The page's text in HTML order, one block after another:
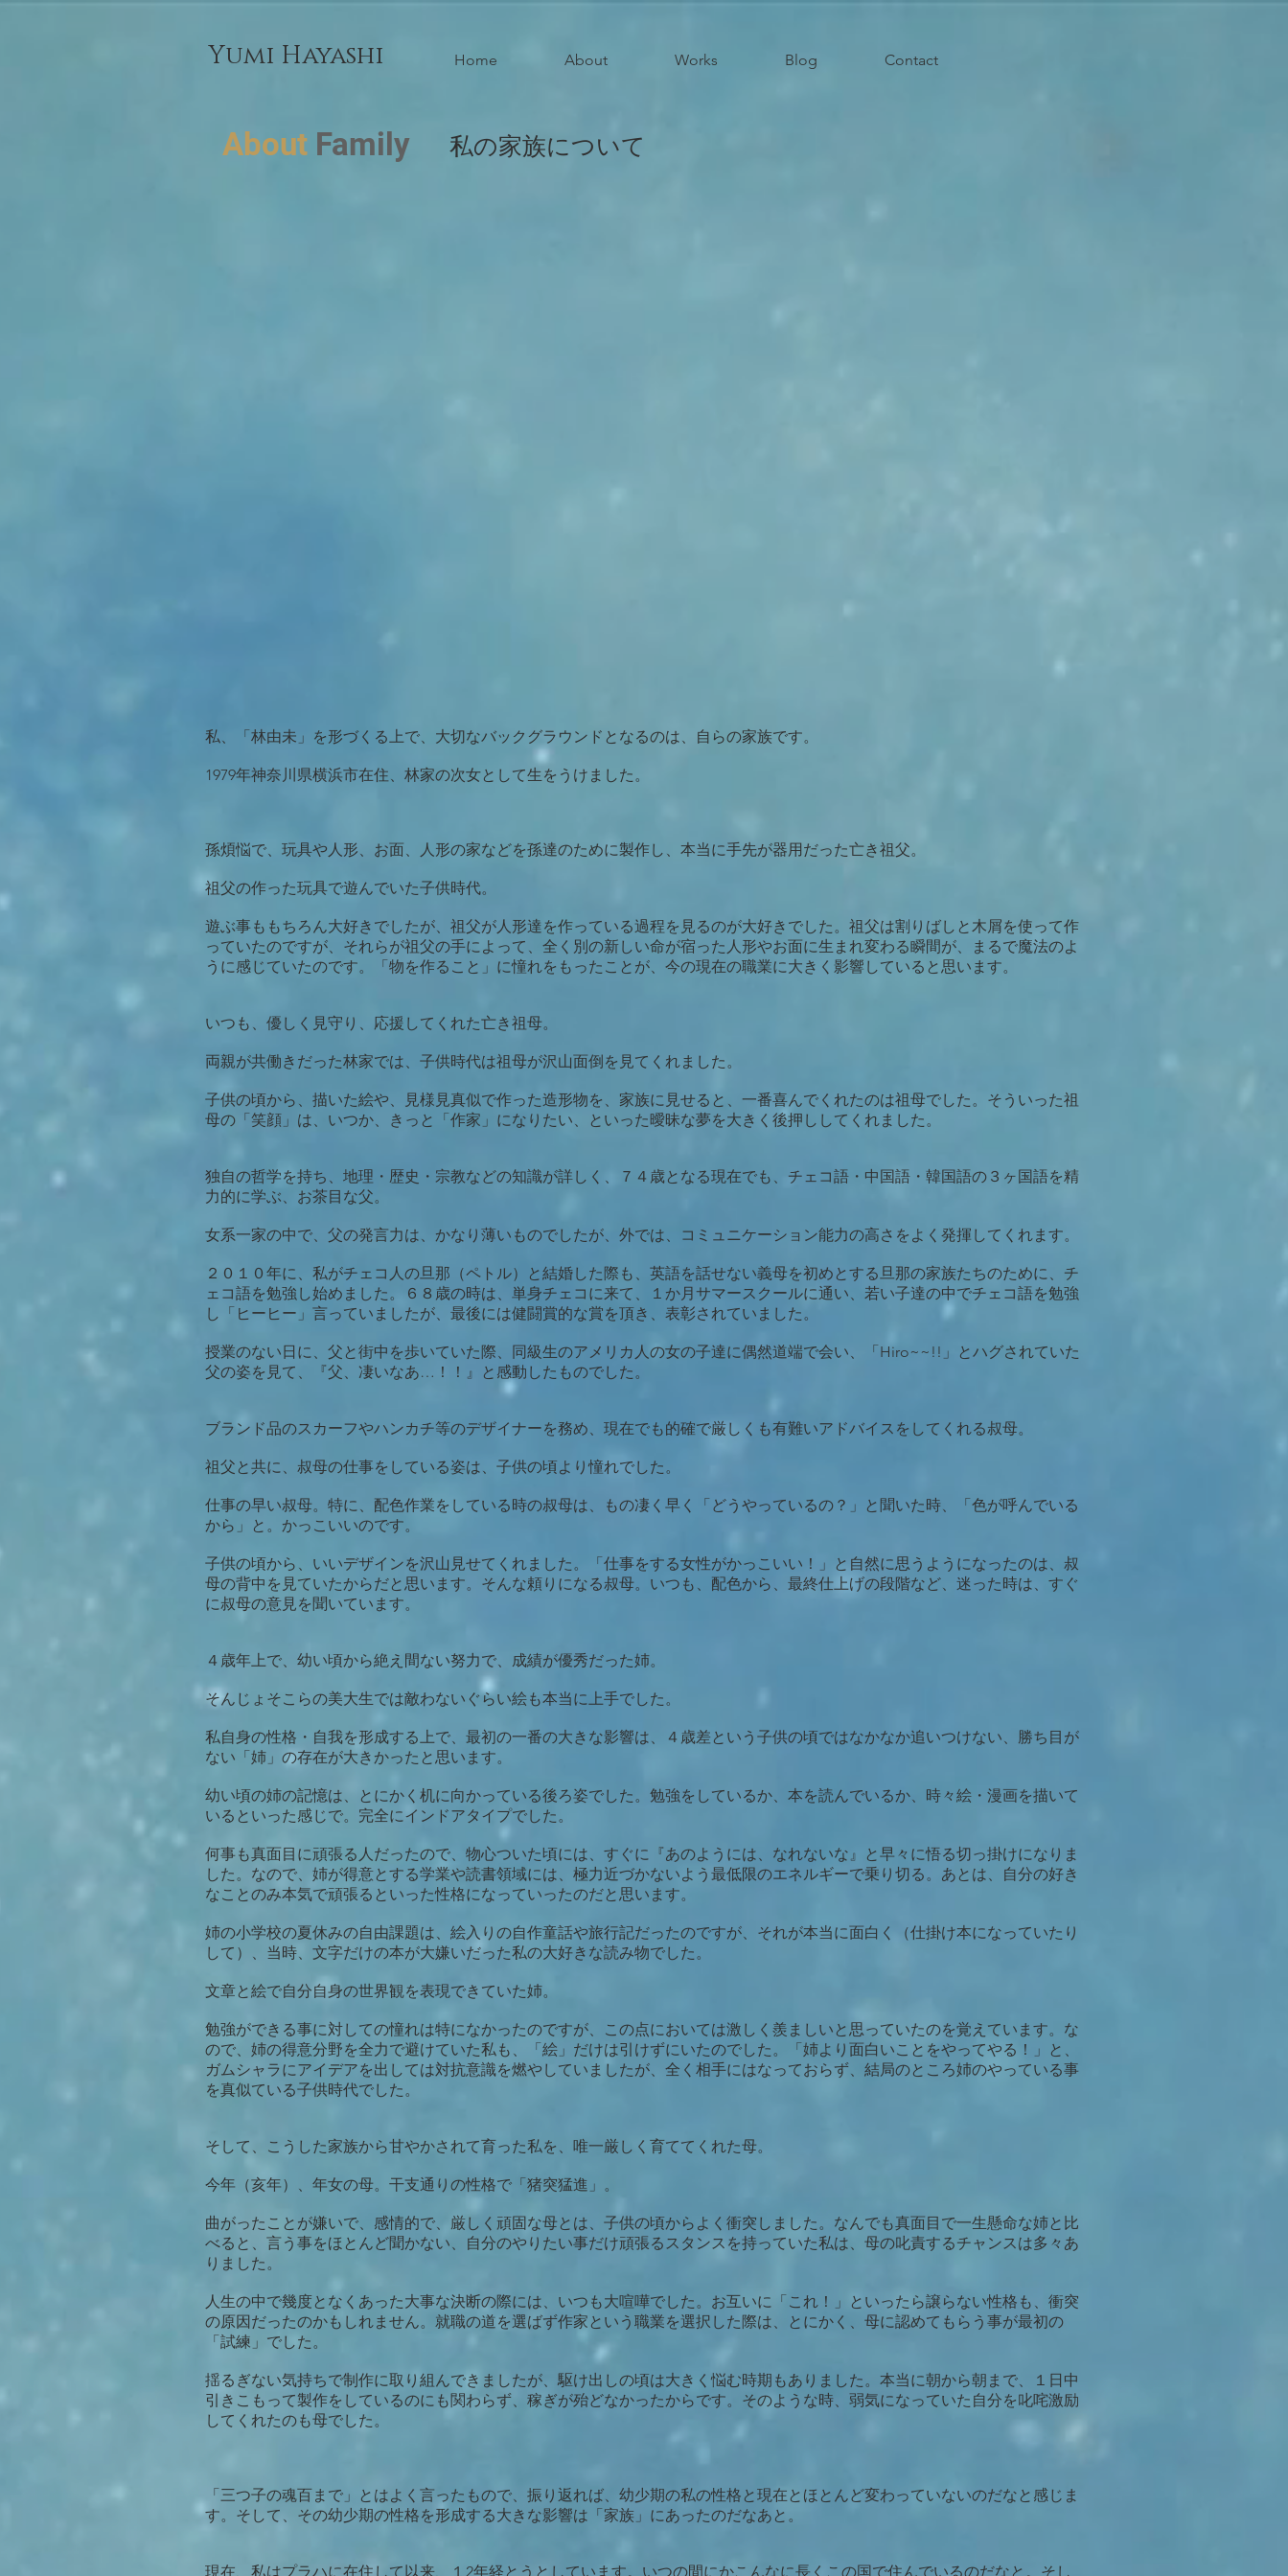
Home About Works Blog Contact
About Family 私の家族について
私、「林由未」を形づくる上で、大切なバックグラウンドとなるのは、自らの家族です。
1979年神奈川県横浜市在住、林家の次女として生をうけました。
孫煩悩で、玩具や人形、お面、人形の家などを孫達のために製作し、本当に手先が器用だった亡き祖父。
祖父の作った玩具で遊んでいた子供時代。
遊ぶ事ももちろん大好きでしたが、祖父が人形達を作っている過程を見るのが大好きでした。祖父は割りばしと木屑を使って作
っていたのですが、それらが祖父の手によって、全く別の新しい命が宿った人形やお面に生まれ変わる瞬間が、まるで魔法のよ
うに感じていたのです。「物を作ること」に憧れをもったことが、今の現在の職業に大きく影響していると思います。
いつも、優しく見守り、応援してくれた亡き祖母。
両親が共働きだった林家では、子供時代は祖母が沢山面倒を見てくれました。
子供の頃から、描いた絵や、見様見真似で作った造形物を、家族に見せると、一番喜んでくれたのは祖母でした。そういった祖
母の「笑顔」は、いつか、きっと「作家」になりたい、といった曖昧な夢を大きく後押ししてくれました。
独自の哲学を持ち、地理・歴史・宗教などの知識が詳しく、７４歳となる現在でも、チェコ語・中国語・韓国語の３ヶ国語を精
力的に学ぶ、お茶目な父。
女系一家の中で、父の発言力は、かなり薄いものでしたが、外では、コミュニケーション能力の高さをよく発揮してくれます。
２０１０年に、私がチェコ人の旦那（ペトル）と結婚した際も、英語を話せない義母を初めとする旦那の家族たちのために、チ
ェコ語を勉強し始めました。６８歳の時は、単身チェコに来て、１か月サマースクールに通い、若い子達の中でチェコ語を勉強
し「ヒーヒー」言っていましたが、最後には健闘賞的な賞を頂き、表彰されていました。
授業のない日に、父と街中を歩いていた際、同級生のアメリカ人の女の子達に偶然道端で会い、「Hiro~~!!」とハグされていた
父の姿を見て、『父、凄いなあ…！！』と感動したものでした。
ブランド品のスカーフやハンカチ等のデザイナーを務め、現在でも的確で厳しくも有難いアドバイスをしてくれる叔母。
祖父と共に、叔母の仕事をしている姿は、子供の頃より憧れでした。
仕事の早い叔母。特に、配色作業をしている時の叔母は、もの凄く早く「どうやっているの？」と聞いた時、「色が呼んでいる
から」と。かっこいいのです。
子供の頃から、いいデザインを沢山見せてくれました。「仕事をする女性がかっこいい！」と自然に思うようになったのは、叔
母の背中を見ていたからだと思います。そんな頼りになる叔母。いつも、配色から、最終仕上げの段階など、迷った時は、すぐ
に叔母の意見を聞いています。
４歳年上で、幼い頃から絶え間ない努力で、成績が優秀だった姉。
そんじょそこらの美大生では敵わないぐらい絵も本当に上手でした。
私自身の性格・自我を形成する上で、最初の一番の大きな影響は、４歳差という子供の頃ではなかなか追いつけない、勝ち目が
ない「姉」の存在が大きかったと思います。
幼い頃の姉の記憶は、とにかく机に向かっている後ろ姿でした。勉強をしているか、本を読んでいるか、時々絵・漫画を描いて
いるといった感じで。完全にインドアタイプでした。
何事も真面目に頑張る人だったので、物心ついた頃には、すぐに『あのようには、なれないな』と早々に悟る切っ掛けになりま
した。なので、姉が得意とする学業や読書領域には、極力近づかないよう最低限のエネルギーで乗り切る。あとは、自分の好き
なことのみ本気で頑張るといった性格になっていったのだと思います。
姉の小学校の夏休みの自由課題は、絵入りの自作童話や旅行記だったのですが、それが本当に面白く（仕掛け本になっていたり
して）、当時、文字だけの本が大嫌いだった私の大好きな読み物でした。
文章と絵で自分自身の世界観を表現できていた姉。
勉強ができる事に対しての憧れは特になかったのですが、この点においては激しく羨ましいと思っていたのを覚えています。な
ので、姉の得意分野を全力で避けていた私も、「絵」だけは引けずにいたのでした。「姉より面白いことをやってやる！」と、
ガムシャラにアイデアを出しては対抗意識を燃やしていましたが、全く相手にはなっておらず、結局のところ姉のやっている事
を真似ている子供時代でした。
そして、こうした家族から甘やかされて育った私を、唯一厳しく育ててくれた母。
今年（亥年）、年女の母。干支通りの性格で「猪突猛進」。
曲がったことが嫌いで、感情的で、厳しく頑固な母とは、子供の頃からよく衝突しました。なんでも真面目で一生懸命な姉と比
べると、言う事をほとんど聞かない、自分のやりたい事だけ頑張るスタンスを持っていた私は、母の叱責するチャンスは多々あ
りました。
人生の中で幾度となくあった大事な決断の際には、いつも大喧嘩でした。お互いに「これ！」といったら譲らない性格も、衝突
の原因だったのかもしれません。就職の道を選ばず作家という職業を選択した際は、とにかく、母に認めてもらう事が最初の
「試練」でした。
揺るぎない気持ちで制作に取り組んできましたが、駆け出しの頃は大きく悩む時期もありました。本当に朝から朝まで、１日中
引きこもって製作をしているのにも関わらず、稼ぎが殆どなかったからです。そのような時、弱気になっていた自分を叱咤激励
してくれたのも母でした。
「三つ子の魂百まで」とはよく言ったもので、振り返れば、幼少期の私の性格と現在とほとんど変わっていないのだなと感じま
す。そして、その幼少期の性格を形成する大きな影響は「家族」にあったのだなあと。
現在、私はプラハに在住して以来、１2年経とうとしています。いつの間にかこんなに長くこの国で住んでいるのだなと。そし
Yumi Hayashi